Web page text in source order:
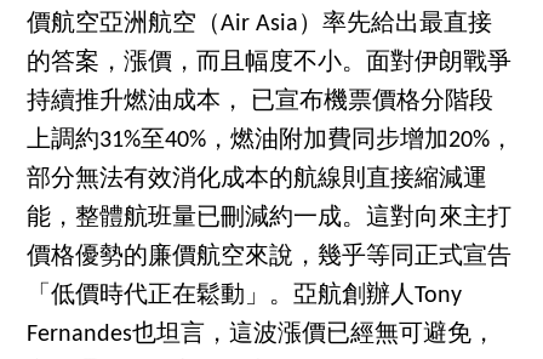
價航空亞洲航空（Air Asia）率先給出最直接
的答案，漲價，而且幅度不小。面對伊朗戰爭
持續推升燃油成本， 已宣布機票價格分階段
上調約31%至40%，燃油附加費同步增加20%，
部分無法有效消化成本的航線則直接縮減運
能，整體航班量已刪減約一成。這對向來主打
價格優勢的廉價航空來說，幾乎等同正式宣告
「低價時代正在鬆動」。亞航創辦人Tony
Fernandes也坦言，這波漲價已經無可避免，